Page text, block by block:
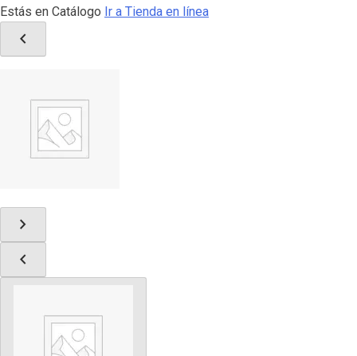
Estás en Catálogo Ir a Tienda en línea
chevron_left
chevron_right
chevron_left